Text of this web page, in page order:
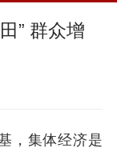
” 群众增
，集体经济是